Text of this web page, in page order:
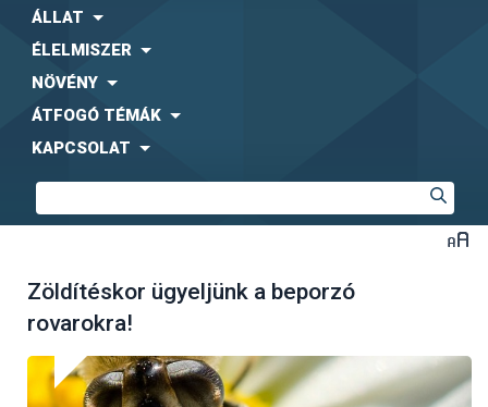
ÁLLAT
ÉLELMISZER
NÖVÉNY
ÁTFOGÓ TÉMÁK
KAPCSOLAT
Zöldítéskor ügyeljünk a beporzó
rovarokra!